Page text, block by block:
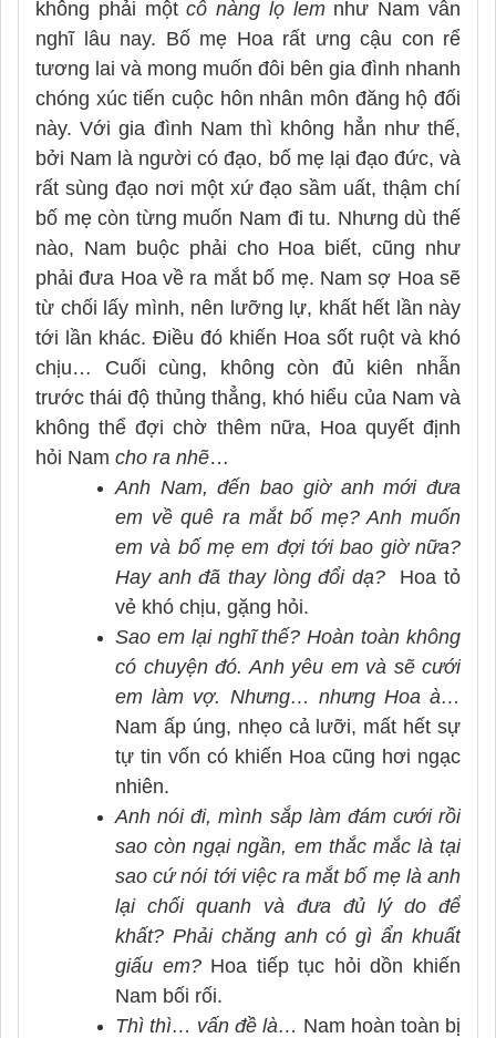
không phải mộtcô nàng lọ lemnhư Nam vẫn
nghĩ lâu nay. Bố mẹ Hoa rất ưng cậu con rể
tương lai và mong muốn đôi bên gia đình nhanh
chóng xúc tiến cuộc hôn nhân môn đăng hộ đối
này. Với gia đình Nam thì không hẳn như thế,
bởi Nam là người có đạo, bố mẹ lại đạo đức, và
rất sùng đạo nơi một xứ đạo sầm uất, thậm chí
bố mẹ còn từng muốn Nam đi tu. Nhưng dù thế
nào, Nam buộc phải cho Hoa biết, cũng như
phải đưa Hoa về ra mắt bố mẹ. Nam sợ Hoa sẽ
từ chối lấy mình, nên lưỡng lự, khất hết lần này
tới lần khác. Điều đó khiến Hoa sốt ruột và khó
chịu… Cuối cùng, không còn đủ kiên nhẫn
trước thái độ thủng thẳng, khó hiểu của Nam và
không thể đợi chờ thêm nữa, Hoa quyết định
hỏi Nam cho ra nhẽ…
Anh Nam, đến bao giờ anh mới đưa
em về quê ra mắt bố mẹ? Anh muốn
em và bố mẹ em đợi tới bao giờ nữa?
Hay anh đã thay lòng đổi dạ? Hoa tỏ
vẻ khó chịu, gặng hỏi.
Sao em lại nghĩ thế? Hoàn toàn không
có chuyện đó. Anh yêu em và sẽ cưới
em làm vợ. Nhưng… nhưng Hoa à…
Nam ấp úng, nhẹo cả lưỡi, mất hết sự
tự tin vốn có khiến Hoa cũng hơi ngạc
nhiên.
Anh nói đi, mình sắp làm đám cưới rồi
sao còn ngại ngần, em thắc mắc là tại
sao cứ nói tới việc ra mắt bố mẹ là anh
lại chối quanh và đưa đủ lý do để
khất? Phải chăng anh có gì ẩn khuất
giấu em?Hoa tiếp tục hỏi dồn khiến
Nam bối rối.
Thì thì… vấn đề là… Nam hoàn toàn bị